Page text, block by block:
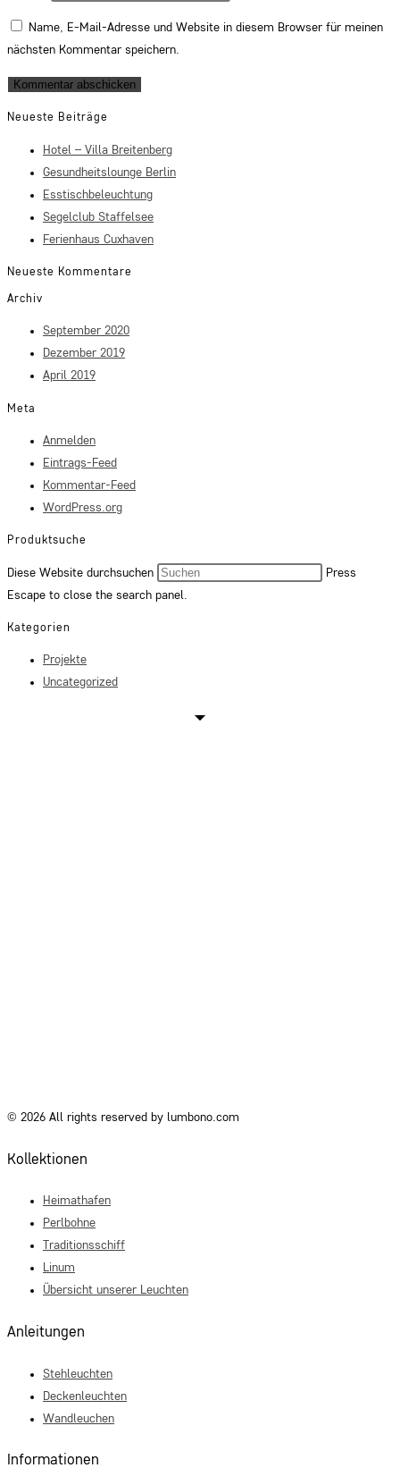
Name, E-Mail-Adresse und Website in diesem Browser für meinen
nächsten Kommentar speichern.
Neueste Beiträge
Hotel – Villa Breitenberg
Gesundheitslounge Berlin
Esstischbeleuchtung
Segelclub Staffelsee
Ferienhaus Cuxhaven
Neueste Kommentare
Archiv
September 2020
Dezember 2019
April 2019
Meta
Anmelden
Eintrags-Feed
Kommentar-Feed
WordPress.org
Produktsuche
Diese Website durchsuchen
Press
Escape to close the search panel.
Kategorien
Projekte
Uncategorized
© 2026 All rights reserved by lumbono.com
Kollektionen
Heimathafen
Perlbohne
Traditionsschiff
Linum
Übersicht unserer Leuchten
Anleitungen
Stehleuchten
Deckenleuchten
Wandleuchen
Informationen